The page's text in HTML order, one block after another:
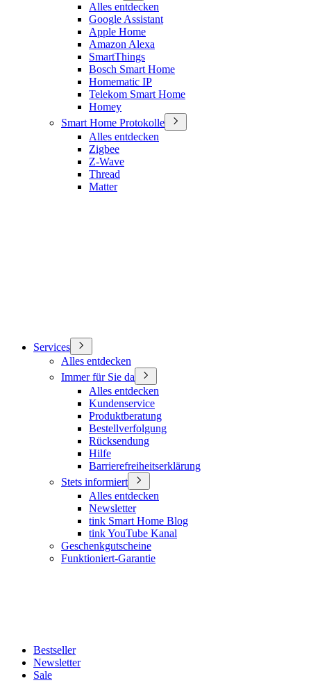
Alles entdecken
Google Assistant
Apple Home
Amazon Alexa
SmartThings
Bosch Smart Home
Homematic IP
Telekom Smart Home
Homey
Smart Home Protokolle
Alles entdecken
Zigbee
Z-Wave
Thread
Matter
Services
Alles entdecken
Immer für Sie da
Alles entdecken
Kundenservice
Produktberatung
Bestellverfolgung
Rücksendung
Hilfe
Barrierefreiheitserklärung
Stets informiert
Alles entdecken
Newsletter
tink Smart Home Blog
tink YouTube Kanal
Geschenkgutscheine
Funktioniert-Garantie
Bestseller
Newsletter
Sale